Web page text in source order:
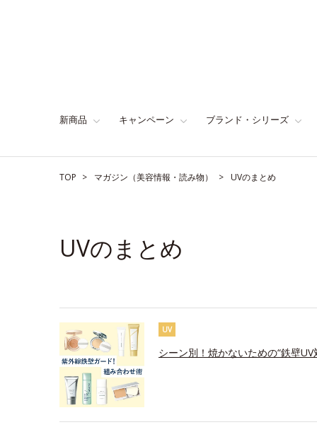
新商品 キャンペーン ブランド・シリーズ
TOP マガジン（美容情報・読み物） UVのまとめ
UVのまとめ
UV
シーン別！焼かないための“鉄壁